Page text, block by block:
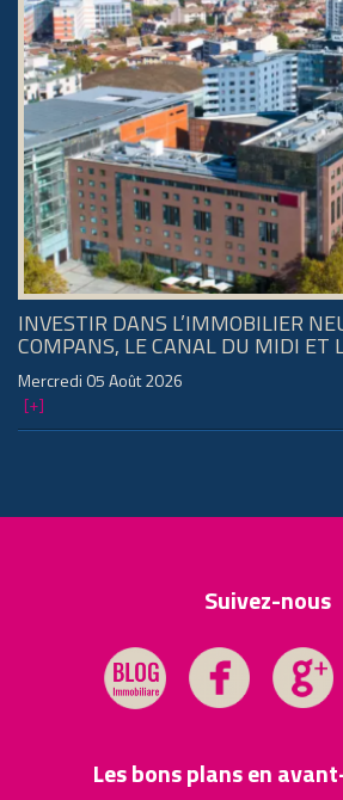
INVESTIR DANS L’IMMOBILIER
COMPANS, LE CANAL DU MIDI ET
Mercredi 05 Août 2026
[+]
Suivez-nous
Les bons plans en